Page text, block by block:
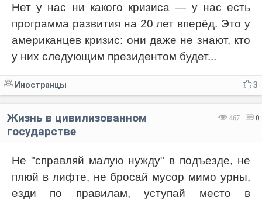
Нет у нас ни какого кризиса — у нас есть
программа развития на 20 лет вперёд. Это у
американцев кризис: они даже не знают, кто
у них следующим президентом будет...
3
Иностранцы
467 0
Жизнь в цивилизованном
государстве
Не "справляй малую нужду" в подъезде, не
плюй в лифте, не бросай мусор мимо урны,
езди по правилам, уступай место в